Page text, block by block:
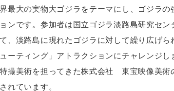
最大の実物大ゴジラをテーマにし、ゴジラ
ンです。参加者は国立ゴジラ淡路島研究セ
、淡路島に現れたゴジラに対して繰り広げ
ーティング」アトラクションにチャレンジ
撮美術を担ってきた株式会社 東宝映像美
れています。